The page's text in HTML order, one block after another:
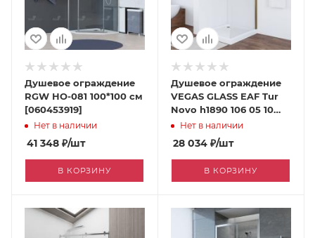
Душевое ограждение
RGW НО-081 100*100 см
[060453919]
Нет в наличии
41 348 ₽/шт
В КОРЗИНУ
Душевое ограждение
VEGAS GLASS EAF Tur
Novo h1890 106 05 10
[060453140]
Нет в наличии
28 034 ₽/шт
В КОРЗИНУ